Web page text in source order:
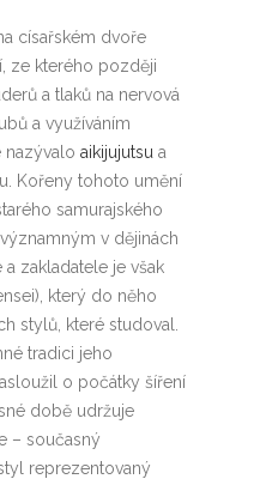
císařském dvoře
ze kterého později
a tlaků na nervová
a využíváním
nazývalo aikijujutsu a
Kořeny tohoto umění
samurajského
v dějinách
zakladatele je však
který do něho
stylů, které studoval.
tradici jeho
o počátky šíření
době udržuje
– současný
styl reprezentovaný